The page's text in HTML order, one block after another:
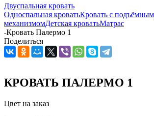
Двуспальная кровать
Односпальная кроватьКровать с подъёмным
механизмомДетская кроватьМатрас
-Кровать Палермо 1
Поделиться
КРОВАТЬ ПАЛЕРМО 1
Цвет на заказ